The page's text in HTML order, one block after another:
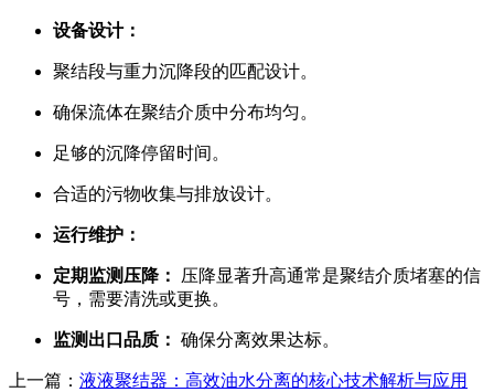
设备设计：
聚结段与重力沉降段的匹配设计。
确保流体在聚结介质中分布均匀。
足够的沉降停留时间。
合适的污物收集与排放设计。
运行维护：
定期监测压降：
压降显著升高通常是聚结介质堵塞的信
号，需要清洗或更换。
监测出口品质： 确保分离效果达标。
上一篇： 液液聚结器：高效油水分离的核心技术解析与应用